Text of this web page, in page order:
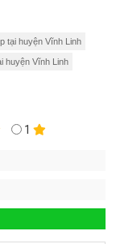
tại huyện Vĩnh Linh
huyện Vĩnh Linh
1